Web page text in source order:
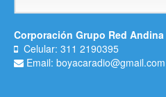
Corporación Grupo Red Andina
Celular: 311 2190395
Email: boyacaradio@gmail.com